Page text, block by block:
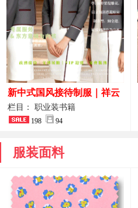
新中式国风接待制服｜祥云
刺绣打造高端厅堂东方美学
栏目： 职业装书籍
198 94
服装面料